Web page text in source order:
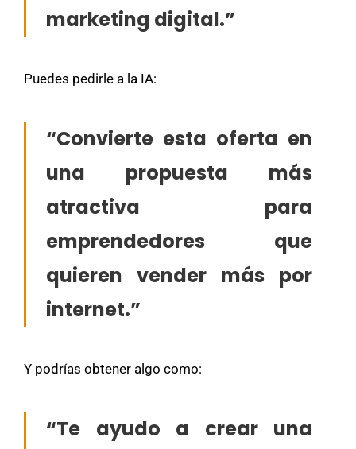
marketing digital.”
Puedes pedirle a la IA:
“Convierte esta oferta en
una propuesta más
atractiva para
emprendedores que
quieren vender más por
internet.”
Y podrías obtener algo como:
“Te ayudo a crear una